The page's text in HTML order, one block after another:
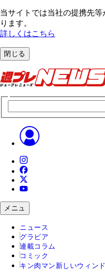
当サイトでは当社の提携先
ります。
詳しくはこちら
閉じる
メニュ
ニュース
グラビア
連載コラム
コミック
キン肉マン 新しいウィン